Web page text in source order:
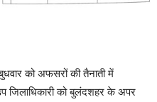
को अफसरों की तैनाती में
जिलाधिकारी को बुलंदशहर के अपर